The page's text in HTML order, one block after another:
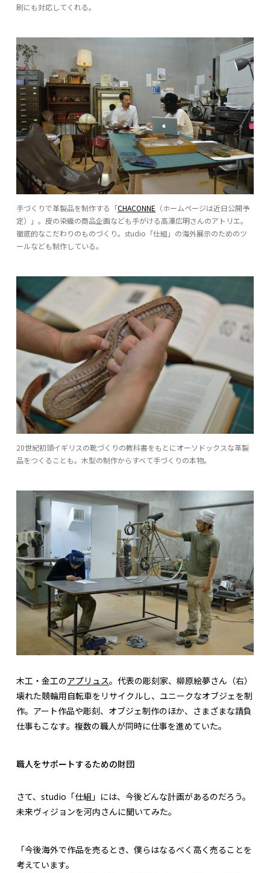
刷にも対応してくれる。
手づくりで革製品を制作する「CHACONNE （ホームページは近日公開予
定）」。皮の染織の商品企画なども手がける高澤広明さんのアトリエ。
徹底的なこだわりのものづくり。studio「仕組」の海外展示のためのツ
ールなども制作している。
20世紀初頭イギリスの靴づくりの教科書をもとにオーソドックスな革製
品をつくることも。木型の制作からすべて手づくりの本物。
木工・金工のアプリュス。代表の彫刻家、柳原絵夢さん（右）
壊れた競輪用自転車をリサイクルし、ユニークなオブジェを制
作。アート作品や彫刻、オブジェ制作のほか、さまざまな請負
仕事もこなす。複数の職人が同時に仕事を進めていた。
職人をサポートするための財団
さて、studio「仕組」には、今後どんな計画があるのだろう。
未来ヴィジョンを河内さんに聞いてみた。
「今後海外で作品を売るとき、僕らはなるべく高く売ることを
考えています。